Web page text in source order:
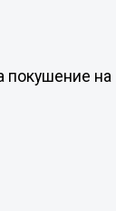
покушение на